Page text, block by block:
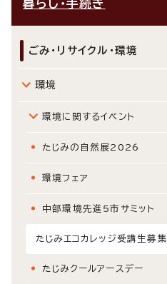
暮らし・手続き
ごみ・リサイクル・環境
環境
環境に関するイベント
たじみの自然展2026
環境フェア
中部環境先進5市サミット
たじみエコカレッジ受講生募集
たじみクールアースデー